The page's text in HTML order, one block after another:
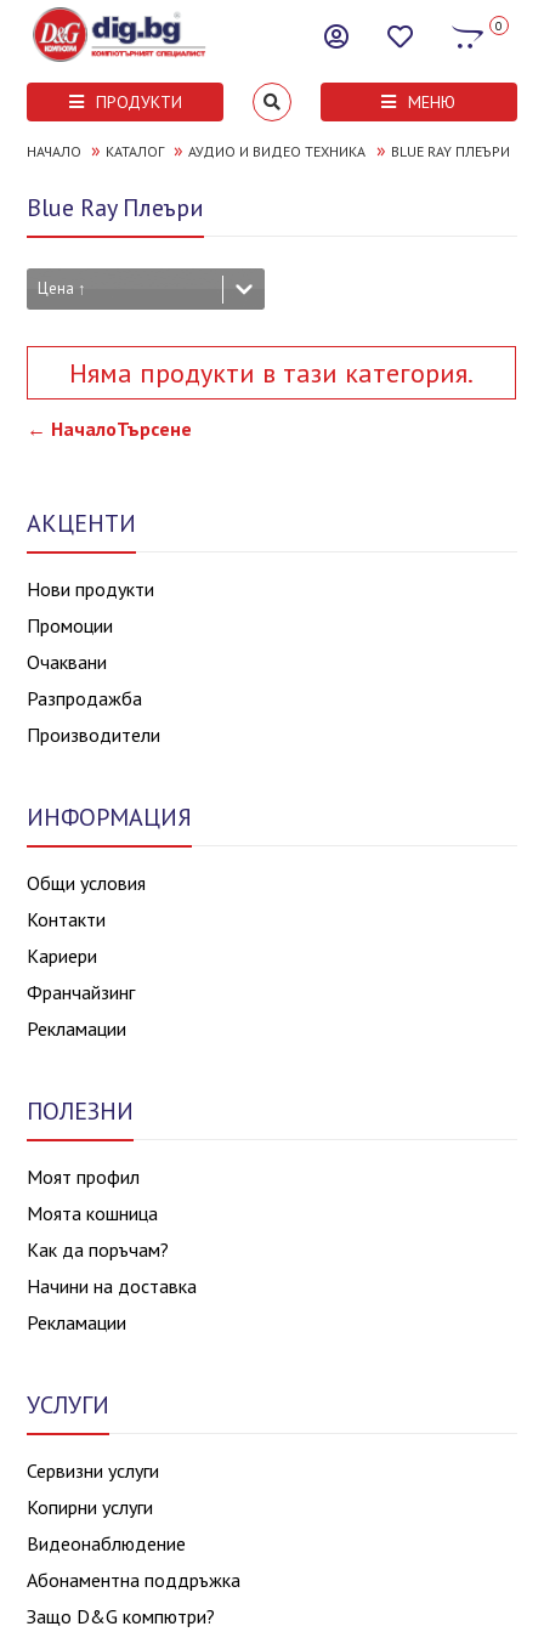
0
ПРОДУКТИ МЕНЮ
НАЧАЛО » КАТАЛОГ »АУДИО И ВИДЕО ТЕХНИКА » BLUE RAY ПЛЕЪРИ
Blue Ray Плеъри
Цена ↑
Няма продукти в тази категория.
← НачалоТърсене
АКЦЕНТИ
Нови продукти
Промоции
Очаквани
Разпродажба
Производители
ИНФОРМАЦИЯ
Общи условия
Контакти
Кариери
Франчайзинг
Рекламации
ПОЛЕЗНИ
Моят профил
Моята кошница
Как да поръчам?
Начини на доставка
Рекламации
УСЛУГИ
Сервизни услуги
Копирни услуги
Видеонаблюдение
Абонаментна поддръжка
Защо D&G компютри?